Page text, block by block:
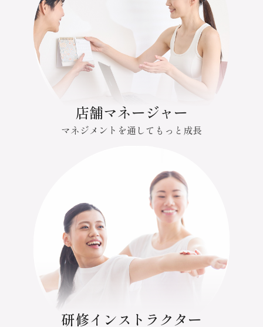
店舗マネージャー
マネジメントを通してもっと成長
研修インストラクター